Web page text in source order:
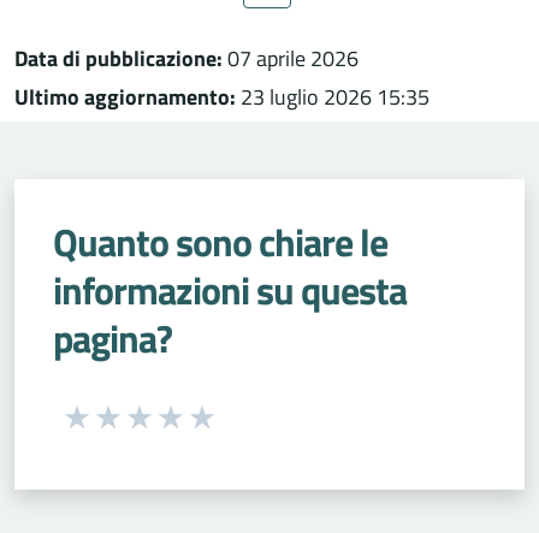
Data di pubblicazione:07 aprile 2026
Ultimo aggiornamento: 23 luglio 2026 15:35
Quanto sono chiare le
informazioni su questa
pagina?
Seleziona una valutazione da 1 a 5 stelle